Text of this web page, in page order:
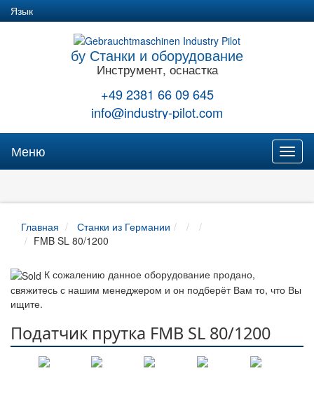
Язык
бу Станки и оборудование
Инструмент, оснастка
+49 2381 66 09 645
info@industry-pilot.com
Меню
Главная
Станки из Германии
FMB SL 80/1200
К сожалению данное оборудование продано,
свяжитесь с нашим менеджером и он подберёт Вам то, что Вы
ищите.
Податчик прутка FMB SL 80/1200